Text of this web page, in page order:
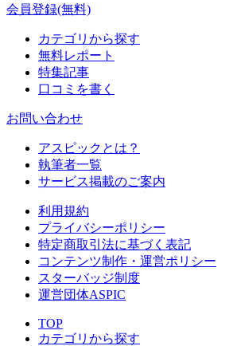
会員登録(無料)
カテゴリから探す
無料レポート
特集記事
口コミを書く
お問い合わせ
アスピックとは？
執筆者一覧
サービス掲載のご案内
利用規約
プライバシーポリシー
特定商取引法に基づく表記
コンテンツ制作・運営ポリシー
スターバッジ制度
運営団体ASPIC
TOP
カテゴリから探す